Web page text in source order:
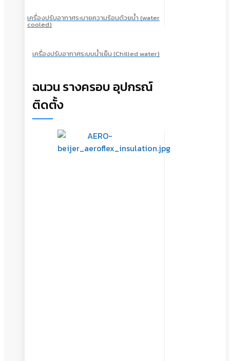
เครื่องปรับอากาศระบายความร้อนด้วยน้ำ (water
cooled)
เครื่องปรับอากาศระบบน้ำเย็น (Chilled water)
ฉนวน รางครอบ อุปกรณ์
ติดตั้ง